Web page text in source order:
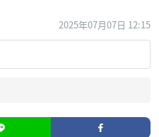
2025年07月07日 12:15